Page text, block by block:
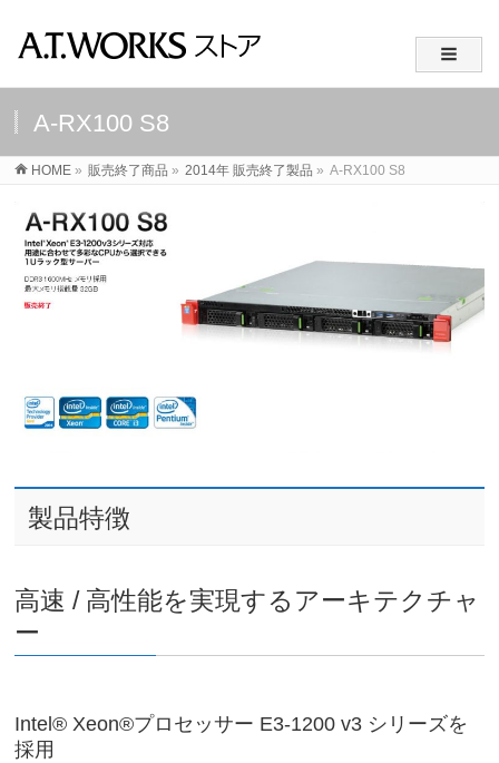
A-RX100 S8
HOME » 販売終了商品 » 2014年 販売終了製品 » A-RX100 S8
製品特徴
高速 / 高性能を実現するアーキテクチャ
ー
Intel® Xeon®プロセッサー E3-1200 v3 シリーズを
採用